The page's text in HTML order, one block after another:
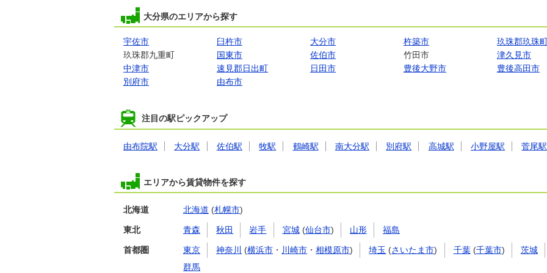
大分県のエリアから探す
宇佐市 臼杵市 大分市 杵築市
玖珠郡玖珠
玖珠郡九重町
国東市 佐伯市 竹田市
津久見市
中津市
速見郡日出町 日田市 豊後大野市
豊後高田市
別府市
由布市
注目の駅ピックアップ
由布院駅 大分駅 佐伯駅 牧駅 鶴崎駅 南大分駅 別府駅 高城駅 小野屋駅 菅尾駅
エリアから賃貸物件を探す
北海道 北海道 (札幌市)
東北 青森 秋田 岩手 宮城(仙台市) 山形 福島
首都圏 東京 神奈川 (横浜市 ・ 川崎市 ・相模原市) 埼玉 (さいたま市) 千葉(千葉市) 茨城
群馬